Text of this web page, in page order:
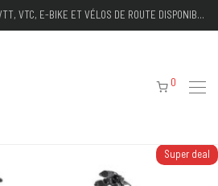
E-BIKE ET VÉLOS DE ROUTE DISPONIBLES IMMÉDIATEMENT
0
Super deal